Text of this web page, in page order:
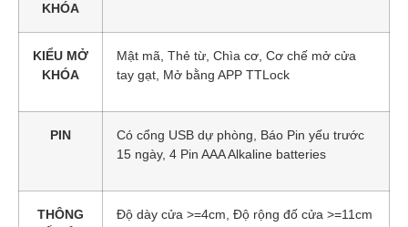
KHÓA
KIỂU MỞ
KHÓA
Mật mã, Thẻ từ, Chìa cơ, Cơ chế mở cửa
tay gạt, Mở bằng APP TTLock
PIN
Có cổng USB dự phòng, Báo Pin yếu trước
15 ngày, 4 Pin AAA Alkaline batteries
THÔNG
Độ dày cửa >=4cm, Độ rộng đố cửa >=11cm